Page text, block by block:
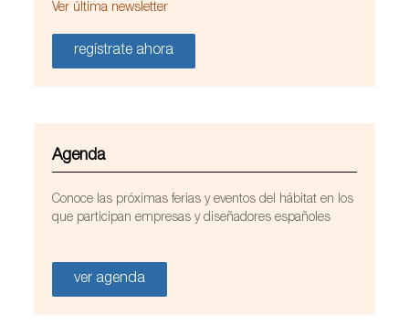
Ver última newsletter
regístrate ahora
Agenda
Conoce las próximas ferias y eventos del hábitat en los
que participan empresas y diseñadores españoles
ver agenda